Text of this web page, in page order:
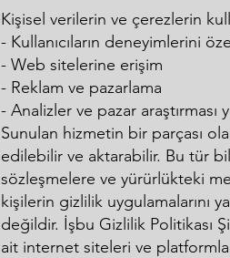
Kişisel verilerin ve çerezlerin
- Kullanıcıların deneyimlerini
- Web sitelerine erişim
- Reklam ve pazarlama
- Analizler ve pazar araştırması
Sunulan hizmetin bir parçası
edilebilir ve aktarabilir. Bu tür
sözleşmelere ve yürürlükteki
kişilerin gizlilik uygulamalarını
değildir. İşbu Gizlilik Politikası
ait internet siteleri ve